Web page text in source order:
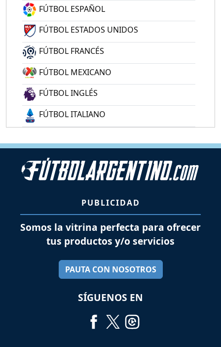
FÚTBOL ESPAÑOL
FÚTBOL ESTADOS UNIDOS
FÚTBOL FRANCÉS
FÚTBOL MEXICANO
FÚTBOL INGLÉS
FÚTBOL ITALIANO
PUBLICIDAD
Somos la vitrina perfecta para ofrecer
tus productos y/o servicios
PAUTA CON NOSOTROS
SÍGUENOS EN